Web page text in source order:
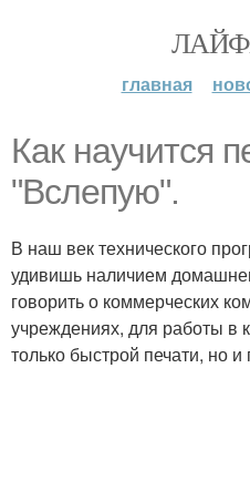
главная
Как научится
"Вслепую".
В наш век технического
удивишь наличием
говорить о коммерческих
учреждениях, для работы в
только быстрой печати, но